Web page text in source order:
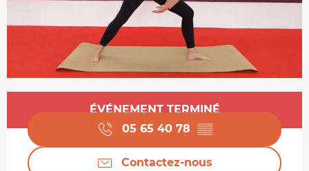
Ouverture et coordonnées
ÉVÉNEMENT TERMINÉ
05 65 40 78 ▒▒
Contactez-nous